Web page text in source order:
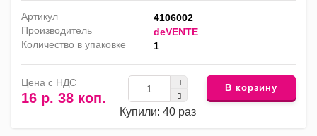
Артикул
4106002
Производитель
deVENTE
Количество в упаковке
1
Цена с НДС
16 р. 38 коп.
Купили: 40 раз
В корзину